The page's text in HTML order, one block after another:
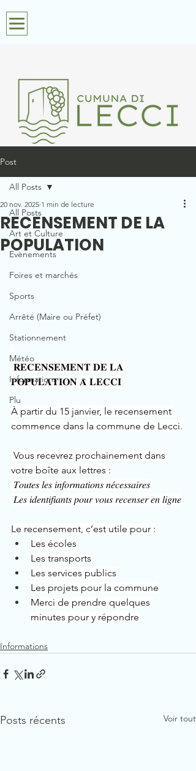
Post
All Posts
Art et Culture
Evènements
Foires et marchés
Sports
Arrêté (Maire ou Préfet)
Stationnement
Météo
Informations
Plu
All Posts
RECENSEMENT DE LA
POPULATION
20 nov. 2025 1 min de lecture
𝐑𝐄𝐂𝐄𝐍𝐒𝐄𝐌𝐄𝐍𝐓 𝐃𝐄 𝐋𝐀
𝐏𝐎𝐏𝐔𝐋𝐀𝐓𝐈𝐎𝐍 𝐀̀ 𝐋𝐄𝐂𝐂𝐈
À partir du 15 janvier, le recensement
commence dans la commune de Lecci.
Vous recevrez prochainement dans
votre boîte aux lettres :
𝑇𝑜𝑢𝑡𝑒𝑠 𝑙𝑒𝑠 𝑖𝑛𝑓𝑜𝑟𝑚𝑎𝑡𝑖𝑜𝑛𝑠 𝑛𝑒́𝑐𝑒𝑠𝑠𝑎𝑖𝑟𝑒𝑠
𝐿𝑒𝑠 𝑖𝑑𝑒𝑛𝑡𝑖𝑓𝑖𝑎𝑛𝑡𝑠 𝑝𝑜𝑢𝑟 𝑣𝑜𝑢𝑠 𝑟𝑒𝑐𝑒𝑛𝑠𝑒𝑟 𝑒𝑛 𝑙𝑖𝑔𝑛𝑒
Le recensement, c’est utile pour :
Les écoles
Les transports
Les services publics
Les projets pour la commune
Merci de prendre quelques
minutes pour y répondre
Informations
Posts récents Voir tout